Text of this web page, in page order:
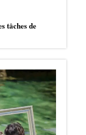
tâches de